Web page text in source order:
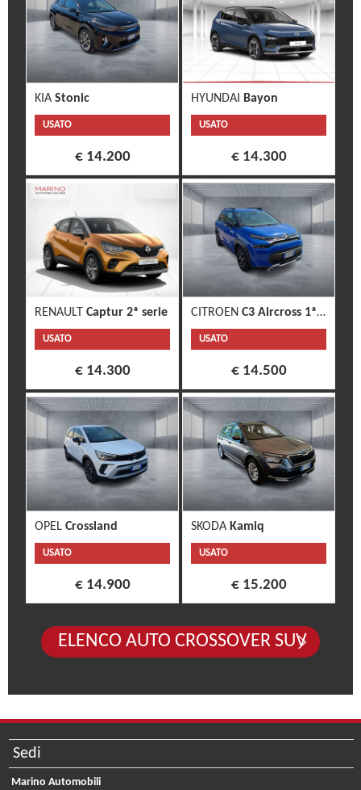
KIA Stonic
USATO
€ 14.200
HYUNDAI Bayon
USATO
€ 14.300
RENAULT Captur 2ª serie
USATO
€ 14.300
CITROEN C3 Aircross 1ª s.
USATO
€ 14.500
OPEL Crossland
USATO
€ 14.900
SKODA Kamiq
USATO
€ 15.200
ELENCO AUTO CROSSOVER SUV
Sedi
Marino Automobili